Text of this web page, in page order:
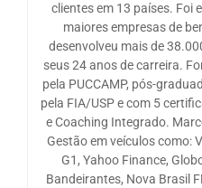
clientes em 13 países. Foi
maiores empresas de
desenvolveu mais de
seus 24 anos de carreira.
pela PUCCAMP, pós-
pela FIA/USP e com 5
e Coaching Integrado.
Gestão em veículos como:
G1, Yahoo Finance,
Bandeirantes, Nova Brasil